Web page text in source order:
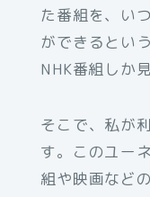
た番組を、い
ができるとい
NHK番組しか
そこで、私が
す。このユー
組や映画など